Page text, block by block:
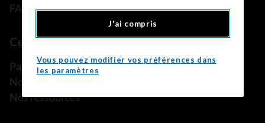
FAQ
Ce que nous pouvons faire
Parler à une personne de confiance
Nos programmes et services
Nos ressources
J'ai compris
Vous pouvez modifier vos préférences dans
les paramètres